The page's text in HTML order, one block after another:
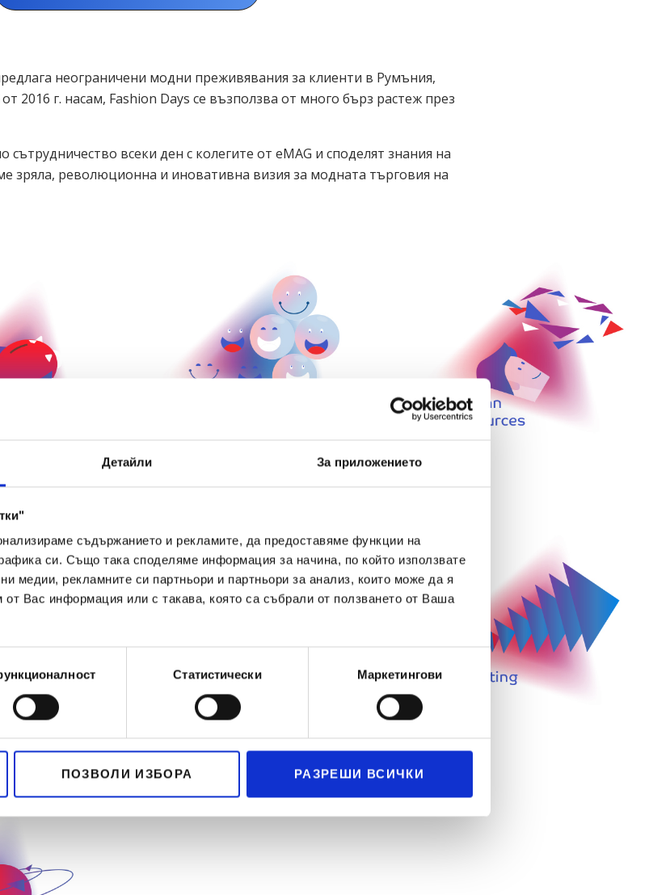
Детайли За приложението
съдържанието и рекламите, да предоставяме функции на
си. Също така споделяме информация за начина, по който използвате
медии, рекламните си партньори и партньори за анализ, които може да я
от Вас информация или с такава, която са събрали от ползването от Ваша
Статистически Маркетингови
ПОЗВОЛИ ИЗБОРА РАЗРЕШИ ВСИЧКИ
неограничени модни преживявания за клиенти в Румъния,
2016 г. насам, Fashion Days се възползва от много бърз растеж през
сътрудничество всеки ден с колегите от eMAG и споделят знания на
зряла, революционна и иновативна визия за модната търговия на